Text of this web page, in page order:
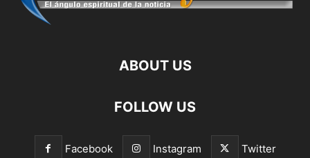
ABOUT US
FOLLOW US
Facebook Instagram Twitter